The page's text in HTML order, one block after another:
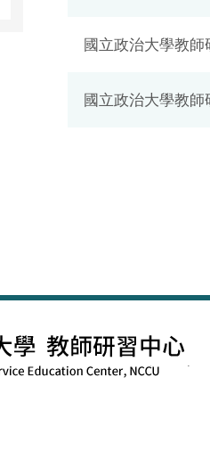
國立政治大學教
國立政治大學教